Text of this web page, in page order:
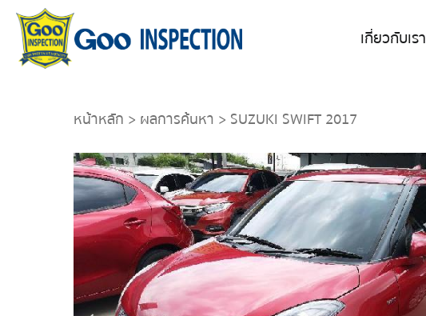
เกี่ยวกับเรา
หน้าหลัก > ผลการค้นหา > SUZUKI SWIFT 2017